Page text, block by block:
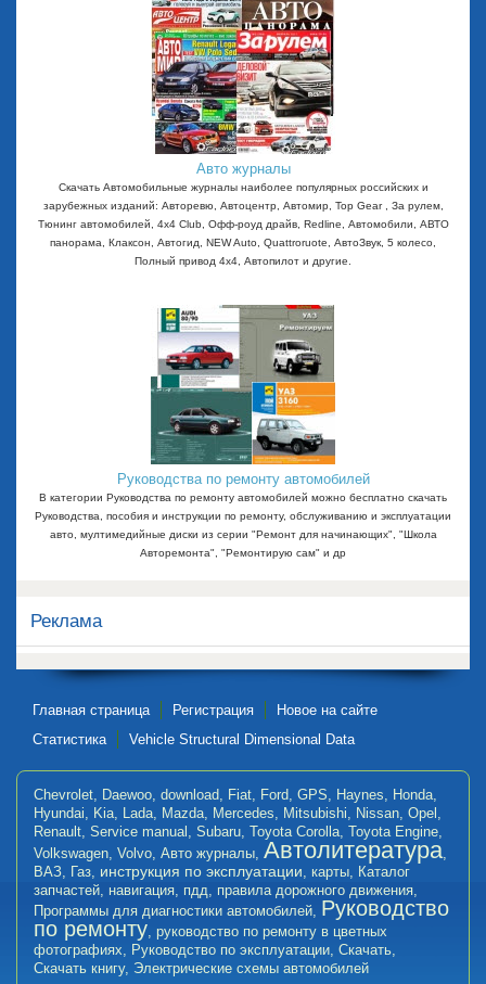
Авто журналы
Скачать Автомобильные журналы наиболее популярных российских и
зарубежных изданий: Авторевю, Автоцентр, Автомир, Top Gear , За рулем,
Тюнинг автомобилей, 4x4 Club, Офф-роуд драйв, Redline, Автомобили, АВТО
панорама, Клаксон, Автогид, NEW Auto, Quattroruote, АвтоЗвук, 5 колесо,
Полный привод 4х4, Автопилот и другие.
Руководства по ремонту автомобилей
В категории Руководства по ремонту автомобилей можно бесплатно скачать
Руководства, пособия и инструкции по ремонту, обслуживанию и эксплуатации
авто, мултимедийные диски из серии "Ремонт для начинающих", "Школа
Авторемонта", "Ремонтирую сам" и др
Реклама
Главная страница Регистрация
Новое на сайте
Статистика
Vehicle Structural Dimensional Data
Chevrolet Daewoo download Fiat Ford GPS Haynes Honda
Hyundai
Kia Lada Mazda Mercedes Mitsubishi Nissan Opel
Renault Service manual Subaru Toyota Corolla Toyota Engine
Volkswagen Volvo Авто журналы Автолитература
ВАЗ Газ инструкция по эксплуатации карты Каталог
запчастей навигация пдд правила дорожного движения
Программы для диагностики автомобилей Руководство
по ремонту руководство по ремонту в цветных
фотографиях
Руководство по эксплуатации Скачать
Скачать книгу, Электрические схемы автомобилей